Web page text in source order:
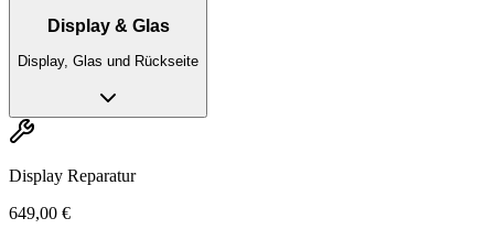
Display & Glas
Display, Glas und Rückseite
Display Reparatur
649,00 €